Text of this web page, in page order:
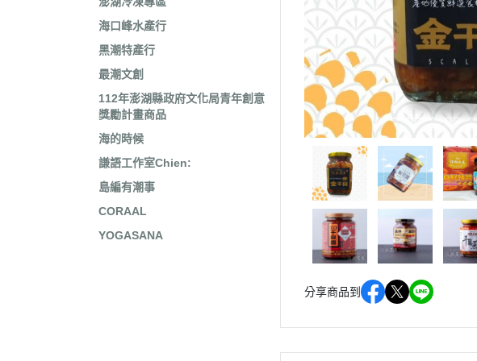
海口峰水產行
黑潮特產行
最潮文創
112年澎湖縣政府文化局青年創意
獎勵計畫商品
海的時候
謙語工作室Chien:
島編有潮事
CORAAL
YOGASANA
分享商品到